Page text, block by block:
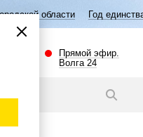
Год единства
Прямой эфир.
Волга 24